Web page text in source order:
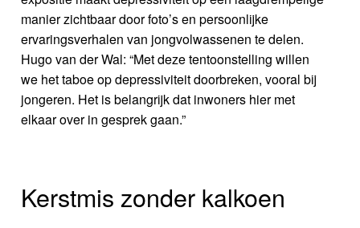
manier zichtbaar door foto’s en persoonlijke
ervaringsverhalen van jongvolwassenen te delen.
Hugo van der Wal: “Met deze tentoonstelling willen
we het taboe op depressiviteit doorbreken, vooral bij
jongeren. Het is belangrijk dat inwoners hier met
elkaar over in gesprek gaan.”
Kerstmis zonder kalkoen